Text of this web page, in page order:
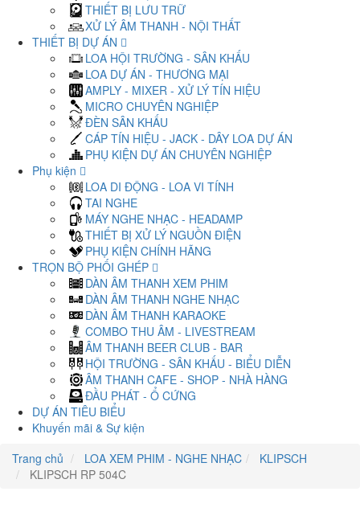
THIẾT BỊ LƯU TRỮ
XỬ LÝ ÂM THANH - NỘI THẤT
THIẾT BỊ DỰ ÁN
LOA HỘI TRƯỜNG - SÂN KHẤU
LOA DỰ ÁN - THƯƠNG MẠI
AMPLY - MIXER - XỬ LÝ TÍN HIỆU
MICRO CHUYÊN NGHIỆP
ĐÈN SÂN KHẤU
CÁP TÍN HIỆU - JACK - DÂY LOA DỰ ÁN
PHỤ KIỆN DỰ ÁN CHUYÊN NGHIỆP
Phụ kiện
LOA DI ĐỘNG - LOA VI TÍNH
TAI NGHE
MÁY NGHE NHẠC - HEADAMP
THIẾT BỊ XỬ LÝ NGUỒN ĐIỆN
PHỤ KIỆN CHÍNH HÃNG
TRỌN BỘ PHỐI GHÉP
DÀN ÂM THANH XEM PHIM
DÀN ÂM THANH NGHE NHẠC
DÀN ÂM THANH KARAOKE
COMBO THU ÂM - LIVESTREAM
ÂM THANH BEER CLUB - BAR
HỘI TRƯỜNG - SÂN KHẤU - BIỂU DIỄN
ÂM THANH CAFE - SHOP - NHÀ HÀNG
ĐẦU PHÁT - Ổ CỨNG
DỰ ÁN TIÊU BIỂU
Khuyến mãi & Sự kiện
Trang chủ
LOA XEM PHIM - NGHE NHẠC
KLIPSCH
KLIPSCH RP 504C